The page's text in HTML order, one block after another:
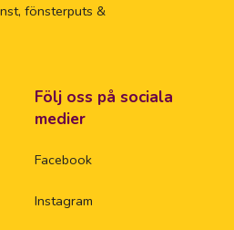
fönsterputs &
Följ oss på sociala
medier
Facebook
Instagram